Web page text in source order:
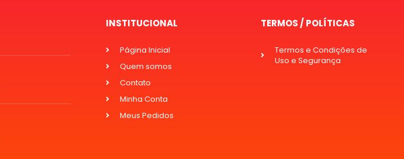
INSTITUCIONAL
Página Inicial
Quem somos
Contato
Minha Conta
Meus Pedidos
TERMOS / POLÍTICAS
Termos e Condições de
Uso e Segurança